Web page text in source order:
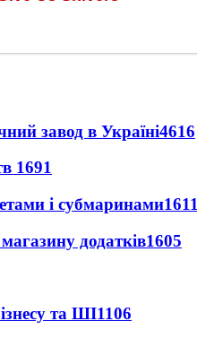
завод в Україні4616
1691
і субмаринами1611
додатків1605
та ШІ1106